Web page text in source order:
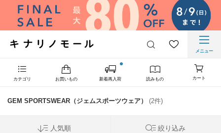
メニュー
カテゴリ お買いもの 新着再入荷 読みもの カート
GEM SPORTSWEAR（ジェムスポーツウェア） (2件)
人気順 絞り込み